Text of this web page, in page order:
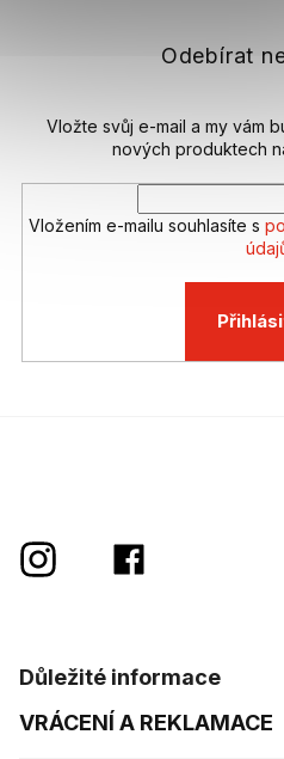
Odebírat
Vložte svůj e-mail a my vám
nových produktech
Vložením e-mailu souhlasíte s
Důležité informace
VRÁCENÍ A REKLAMACE